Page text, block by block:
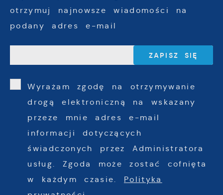
otrzymuj najnowsze wiadomości na
podany adres e-mail
Wyrażam zgodę na otrzymywanie
drogą elektroniczną na wskazany
przeze mnie adres e-mail
informacji dotyczących
świadczonych przez Administratora
usług. Zgoda może zostać cofnięta
w każdym czasie. Polityka